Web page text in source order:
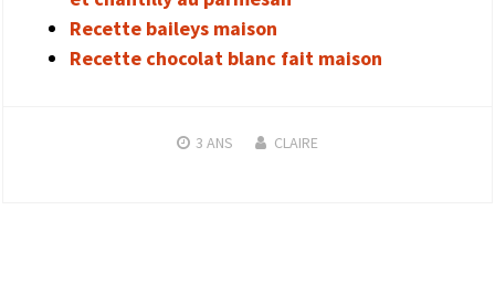
Recette baileys maison
Recette chocolat blanc fait maison
3 ANS CLAIRE